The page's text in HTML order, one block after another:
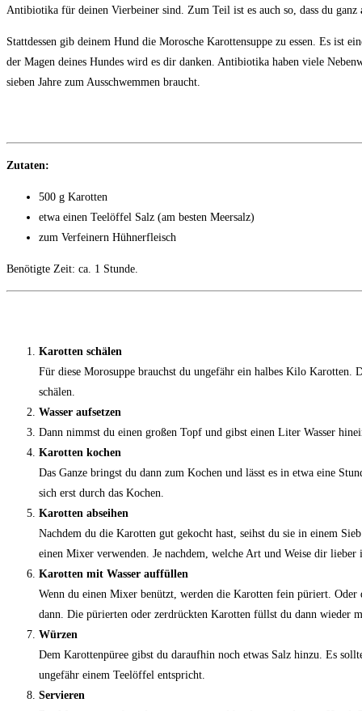
Antibiotika für deinen Vierbeiner sind. Zum Teil ist es auch so, dass du ganz
Stattdessen gib deinem Hund die Morosche Karottensuppe zu essen. Es ist
der Magen deines Hundes wird es dir danken. Antibiotika haben viele
sieben Jahre zum Ausschwemmen braucht.
Zutaten:
500 g Karotten
etwa einen Teelöffel Salz (am besten Meersalz)
zum Verfeinern Hühnerfleisch
Benötigte Zeit: ca. 1 Stunde.
Karotten schälen
Für diese Morosuppe brauchst du ungefähr ein halbes Kilo Karotten.
schälen.
Wasser aufsetzen
Dann nimmst du einen großen Topf und gibst einen Liter Wasser
Karotten kochen
Das Ganze bringst du dann zum Kochen und lässt es in etwa eine
sich erst durch das Kochen.
Karotten abseihen
Nachdem du die Karotten gut gekocht hast, seihst du sie in einem
einen Mixer verwenden. Je nachdem, welche Art und Weise dir lieber
Karotten mit Wasser auffüllen
Wenn du einen Mixer benützt, werden die Karotten fein püriert. Oder
dann. Die pürierten oder zerdrückten Karotten füllst du dann wieder
Würzen
Dem Karottenpüree gibst du daraufhin noch etwas Salz hinzu. Es
ungefähr einem Teelöffel entspricht.
Servieren